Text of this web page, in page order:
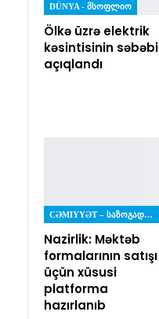
DÜNYA - ᲛᲡᲝᲤᲚᲘᲝ
Ölkə üzrə elektrik
kəsintisinin səbəbi
açıqlandı
CƏMIYYƏT – ᲡᲐᲖᲝᲒᲐᲓᲝᲔᲑᲐ
Nazirlik: Məktəb
formalarının satışı
üçün xüsusi
platforma
hazırlanıb